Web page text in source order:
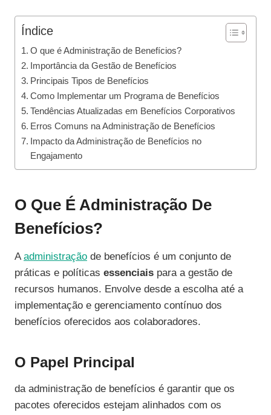
Índice
O que é Administração de Benefícios?
Importância da Gestão de Benefícios
Principais Tipos de Benefícios
Como Implementar um Programa de Benefícios
Tendências Atualizadas em Benefícios Corporativos
Erros Comuns na Administração de Benefícios
Impacto da Administração de Benefícios no
Engajamento
O Que É Administração De
Benefícios?
Aadministração de benefícios é um conjunto de
práticas e políticas essenciais para a gestão de
recursos humanos. Envolve desde a escolha até a
implementação e gerenciamento contínuo dos
benefícios oferecidos aos colaboradores.
O Papel Principal
da administração de benefícios é garantir que os
pacotes oferecidos estejam alinhados com os